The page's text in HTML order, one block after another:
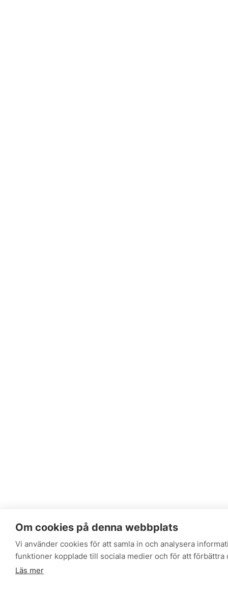
Om cookies på denna webbplats
Vi använder cookies för att samla in och analysera
funktioner kopplade till sociala medier och för att förbättra
Läs mer